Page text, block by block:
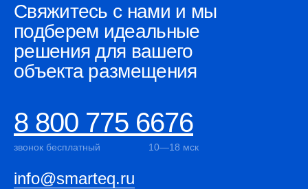
Свяжитесь с нами и мы
подберем идеальные
решения для вашего
объекта размещения
8 800 775 6676
звонок бесплатный 10—18 мск
info@smarteq.ru